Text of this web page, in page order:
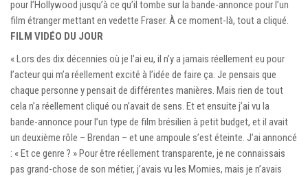
pour l’Hollywood jusqu’à ce qu’il tombe sur la bande-annonce pour l’un
film étranger mettant en vedette Fraser. À ce moment-là, tout a cliqué.
FILM VIDÉO DU JOUR
« Lors des dix décennies où je l’ai eu, il n’y a jamais réellement eu pour
l’acteur qui m’a réellement excité à l’idée de faire ça. Je pensais que
chaque personne y pensait de différentes manières. Mais rien de tout
cela n’a réellement cliqué ou n’avait de sens. Et et ensuite j’ai vu la
bande-annonce pour l’un type de film brésilien à petit budget, et il avait
un deuxième rôle – Brendan – et une ampoule s’est éteinte. J’ai annoncé
: « Et ce genre ? » Pour être réellement transparente, je ne connaissais
pas grand-chose de son métier, j’avais vu les Momies, mais je n’avais